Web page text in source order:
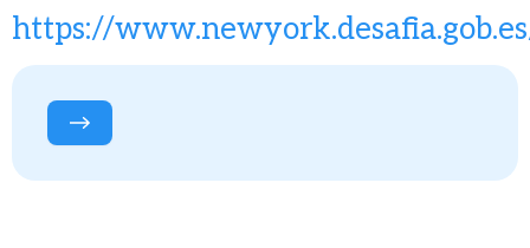
https://